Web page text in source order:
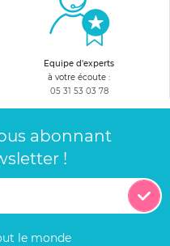
Equipe d'experts
à votre écoute :
05 31 53 03 78
abonnant
!
le monde